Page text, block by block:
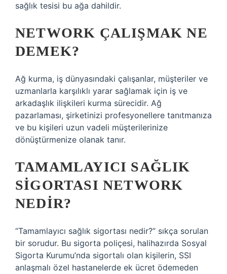
sağlık tesisi bu ağa dahildir.
NETWORK ÇALIŞMAK NE
DEMEK?
Ağ kurma, iş dünyasındaki çalışanlar, müşteriler ve
uzmanlarla karşılıklı yarar sağlamak için iş ve
arkadaşlık ilişkileri kurma sürecidir. Ağ
pazarlaması, şirketinizi profesyonellere tanıtmanıza
ve bu kişileri uzun vadeli müşterilerinize
dönüştürmenize olanak tanır.
TAMAMLAYICI SAĞLIK
SIGORTASI NETWORK
NEDIR?
“Tamamlayıcı sağlık sigortası nedir?” sıkça sorulan
bir sorudur. Bu sigorta poliçesi, halihazırda Sosyal
Sigorta Kurumu’nda sigortalı olan kişilerin, SSI
anlaşmalı özel hastanelerde ek ücret ödemeden